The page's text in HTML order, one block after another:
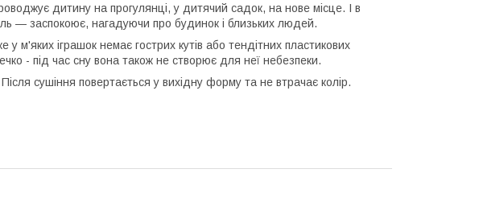
дитину на прогулянці, у дитячий садок, на нове місце. І в
— заспокоює, нагадуючи про будинок і близьких людей.
м'яких іграшок немає гострих кутів або тендітних пластикових
- під час сну вона також не створює для неї небезпеки.
сушіння повертається у вихідну форму та не втрачає колір.